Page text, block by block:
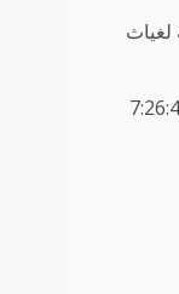
لغياث
من خلال ثاني الأشواط للقايا البكار المهجنات حيث قدم هذه المرة (الشاهينية) على القمة بزمن بلغ 7:26:4